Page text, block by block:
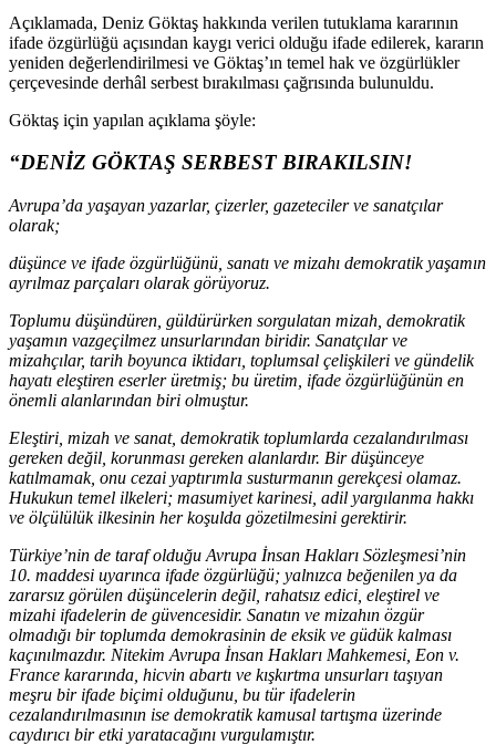
Açıklamada, Deniz Göktaş hakkında verilen tutuklama kararının
ifade özgürlüğü açısından kaygı verici olduğu ifade edilerek, kararın
yeniden değerlendirilmesi ve Göktaş’ın temel hak ve özgürlükler
çerçevesinde derhâl serbest bırakılması çağrısında bulunuldu.
Göktaş için yapılan açıklama şöyle:
“DENİZ GÖKTAŞ SERBEST BIRAKILSIN!
Avrupa’da yaşayan yazarlar, çizerler, gazeteciler ve sanatçılar
olarak;
düşünce ve ifade özgürlüğünü, sanatı ve mizahı demokratik yaşamın
ayrılmaz parçaları olarak görüyoruz.
Toplumu düşündüren, güldürürken sorgulatan mizah, demokratik
yaşamın vazgeçilmez unsurlarından biridir. Sanatçılar ve
mizahçılar, tarih boyunca iktidarı, toplumsal çelişkileri ve gündelik
hayatı eleştiren eserler üretmiş; bu üretim, ifade özgürlüğünün en
önemli alanlarından biri olmuştur.
Eleştiri, mizah ve sanat, demokratik toplumlarda cezalandırılması
gereken değil, korunması gereken alanlardır. Bir düşünceye
katılmamak, onu cezai yaptırımla susturmanın gerekçesi olamaz.
Hukukun temel ilkeleri; masumiyet karinesi, adil yargılanma hakkı
ve ölçülülük ilkesinin her koşulda gözetilmesini gerektirir.
Türkiye’nin de taraf olduğu Avrupa İnsan Hakları Sözleşmesi’nin
10. maddesi uyarınca ifade özgürlüğü; yalnızca beğenilen ya da
zararsız görülen düşüncelerin değil, rahatsız edici, eleştirel ve
mizahi ifadelerin de güvencesidir. Sanatın ve mizahın özgür
olmadığı bir toplumda demokrasinin de eksik ve güdük kalması
kaçınılmazdır. Nitekim Avrupa İnsan Hakları Mahkemesi, Eon v.
France kararında, hicvin abartı ve kışkırtma unsurları taşıyan
meşru bir ifade biçimi olduğunu, bu tür ifadelerin
cezalandırılmasının ise demokratik kamusal tartışma üzerinde
caydırıcı bir etki yaratacağını vurgulamıştır.